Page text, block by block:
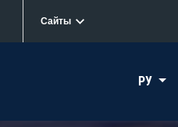
Сайты
РУ